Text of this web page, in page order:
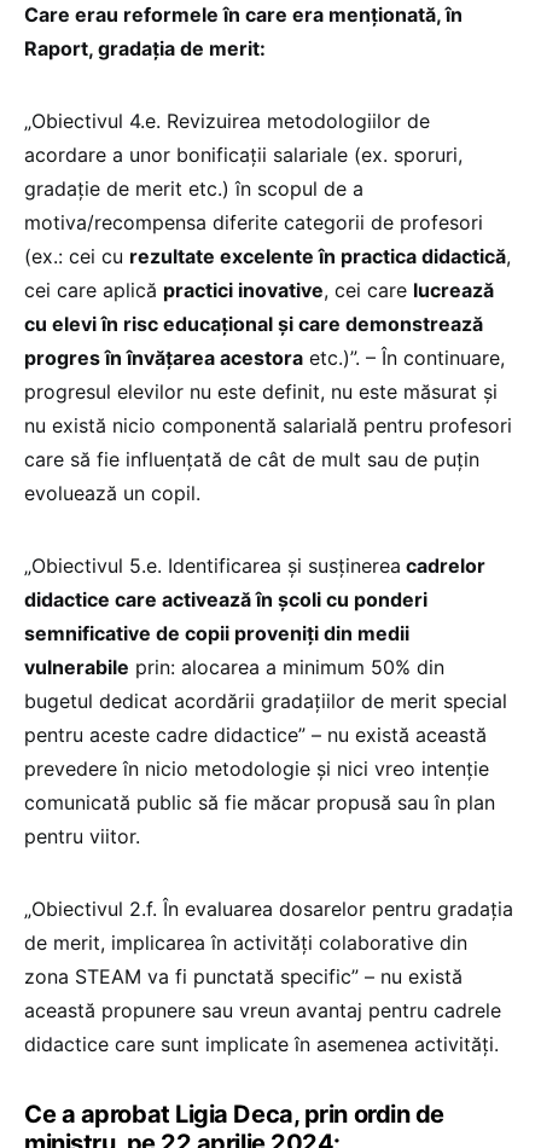
Care erau reformele în care era menționată, în
Raport, gradația de merit:
„Obiectivul 4.e. Revizuirea metodologiilor de
acordare a unor bonificații salariale (ex. sporuri,
gradație de merit etc.) în scopul de a
motiva/recompensa diferite categorii de profesori
(ex.: cei cu rezultate excelente în practica didactică,
cei care aplică practici inovative, cei care lucrează
cu elevi în risc educațional și care demonstrează
progres în învățarea acestora etc.)”. – În continuare,
progresul elevilor nu este definit, nu este măsurat și
nu există nicio componentă salarială pentru profesori
care să fie influențată de cât de mult sau de puțin
evoluează un copil.
„Obiectivul 5.e. Identificarea și susținerea cadrelor
didactice care activează în școli cu ponderi
semnificative de copii proveniți din medii
vulnerabile prin: alocarea a minimum 50% din
bugetul dedicat acordării gradațiilor de merit special
pentru aceste cadre didactice” – nu există această
prevedere în nicio metodologie și nici vreo intenție
comunicată public să fie măcar propusă sau în plan
pentru viitor.
„Obiectivul 2.f. În evaluarea dosarelor pentru gradația
de merit, implicarea în activități colaborative din
zona STEAM va fi punctată specific” – nu există
această propunere sau vreun avantaj pentru cadrele
didactice care sunt implicate în asemenea activități.
Ce a aprobat Ligia Deca, prin ordin de